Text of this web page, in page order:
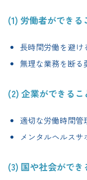
(1) 労働者ができる
長時間労働を避け
無理な業務を断る
(2) 企業ができるこ
適切な労働時間管
メンタルヘルスサ
(3) 国や社会ができ